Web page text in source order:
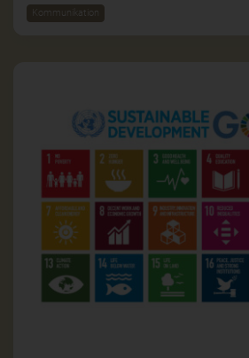
Kommunikation